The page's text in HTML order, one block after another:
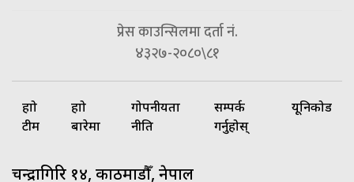
प्रेस काउन्सिलमा दर्ता नं.
४३२७-२०८०\८१
हाम्रो
टीम
हाम्रो
बारेमा
गोपनीयता
नीति
सम्पर्क
गर्नुहोस्
यूनिकोड
चन्द्रागिरि १४, काठमाडौँ, नेपाल